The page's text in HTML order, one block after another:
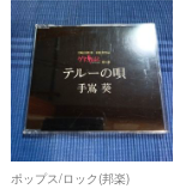
ポップス/ロック(邦楽)